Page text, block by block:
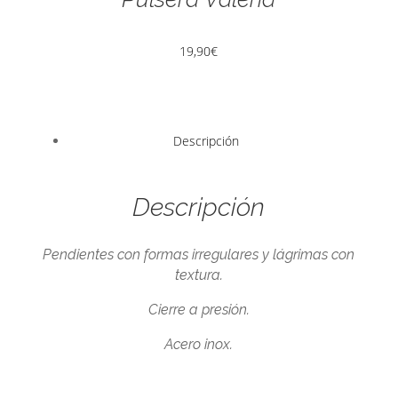
19,90€
Descripción
Descripción
Pendientes con formas irregulares y lágrimas con
textura.
Cierre a presión.
Acero inox.